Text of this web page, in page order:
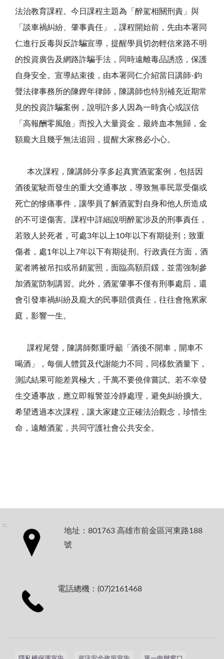
法治教育課程。今日課程主題為「醉駕相關刑責」與
「談車禍糾紛、肇事責任」，課程開始前，先由本署同
仁進行反毒與反詐騙宣導，提醒學員切勿輕信來路不明
的投資廣告及網路詐騙手法，同時遠離毒品誘惑，保護
自身安全。宣導結束後，由本署同仁介紹當日講師-鈞
聲法律事務所的陳鏗年律師，陳講師也特別補充近期常
見的投資詐騙案例，說明許多人因為一時貪心或誤信
「高報酬零風險」而投入大量資金，最終血本無歸，金
額龐大且幾乎無法追回，提醒大家務必小心。
本次課程，陳講師分享多起真實酒駕案例，包括因
酒後駕駛而發生的重大交通事故，導致無辜民眾受傷或
死亡的慘痛事件，讓學員了解酒駕對自身和他人所造成
的不可逆傷害。課程中詳細說明醉駕涉及的刑事責任，
若致人於死者，可處3年以上10年以下有期徒刑；致重
傷者，處1年以上7年以下有期徒刑。行政責任方面，酒
駕者將被吊扣或吊銷駕照，面臨高額罰鍰，並需強制參
加酒駕防制講習。此外，酒駕肇事不僅有刑事處罰，還
會引發車禍糾紛及龐大的民事賠償責任，往往會拖累家
庭，影響一生。
課程尾聲，陳講師鄭重呼籲「酒後不開車，開車不
喝酒」，每個人體質及代謝能力不同，同樣飲酒量下，
測試結果可能差異極大，千萬不要僥倖嘗試。若不幸發
生交通事故，應立即報警並冷靜處理，避免糾紛擴大。
希望透過本次課程，讓大家建立正確法治觀念，珍惜生
命，遠離酒駕，共同守護社會公共安全。
:::
地址：801763 高雄市前金區河東路188
號
電話總機：(07)2161468